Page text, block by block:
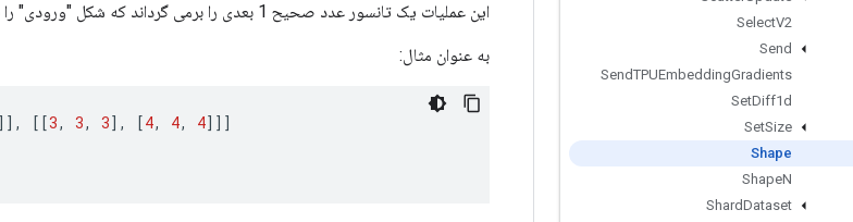
SelectV2
Send
SendTPUEmbeddingGradients
SetDiff1d
SetSize
Shape
ShapeN
ShardDataset
این عملیات یک تانسور عدد صحیح 1 بعدی را برمی گرداند که شکل "ورودی" را نشان می دهد.
به عنوان مثال:
]] , [[3, 3, 3] , [4, 4, 4]]]